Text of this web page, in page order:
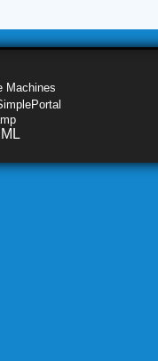
Machines